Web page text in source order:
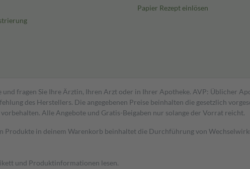
Papier Rezept einlösen
und fragen Sie Ihre Ärztin, Ihren Arzt oder in Ihrer Apotheke. AVP: Üblicher
des Herstellers. Die angegebenen Preise beinhalten die gesetzlich
Alle Angebote und Gratis-Beigaben nur solange der Vorrat reicht.
in deinem Warenkorb beinhaltet die Durchführung von
und Produktinformationen lesen.